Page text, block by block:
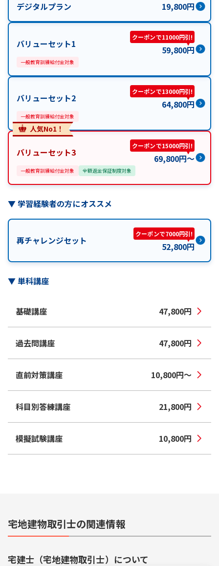
デジタルプラン 19,800円
バリューセット1
クーポンで11000円引!
59,800円
一般教育訓練給付金対象
バリューセット2
クーポンで13000円引!
64,800円
一般教育訓練給付金対象
人気No1！
バリューセット3
クーポンで15000円引!
69,800円〜
一般教育訓練給付金対象 全額返金保証制度対象
▼学習経験者の方にオススメ
再チャレンジセット
クーポンで7000円引!
52,800円
▼単科講座
基礎講座 47,800円
過去問講座 47,800円
直前対策講座 10,800円〜
科目別答練講座 21,800円
模擬試験講座 10,800円
宅地建物取引士の関連情報
宅建士（宅地建物取引士） について